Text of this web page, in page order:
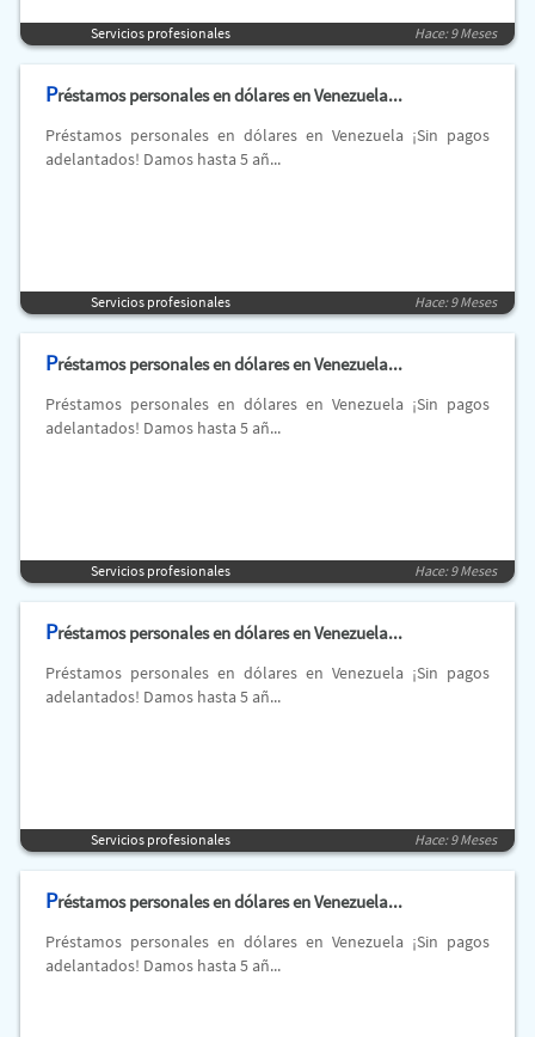
Servicios profesionales Hace: 9 Meses
Préstamos personales en dólares en Venezuela...
Préstamos personales en dólares en Venezuela ¡Sin pagos
adelantados! Damos hasta 5 añ...
Servicios profesionales Hace: 9 Meses
Préstamos personales en dólares en Venezuela...
Préstamos personales en dólares en Venezuela ¡Sin pagos
adelantados! Damos hasta 5 añ...
Servicios profesionales Hace: 9 Meses
Préstamos personales en dólares en Venezuela...
Préstamos personales en dólares en Venezuela ¡Sin pagos
adelantados! Damos hasta 5 añ...
Servicios profesionales Hace: 9 Meses
Préstamos personales en dólares en Venezuela...
Préstamos personales en dólares en Venezuela ¡Sin pagos
adelantados! Damos hasta 5 añ...